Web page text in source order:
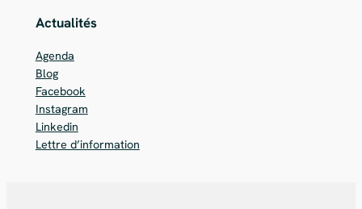
Actualités
Agenda
Blog
Facebook
Instagram
Linkedin
Lettre d’information